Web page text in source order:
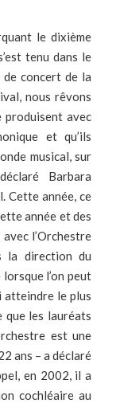
le dixième
tenu dans le
de concert de la
nous rêvons
produisent avec
et qu’ils
musical, sur
Barbara
Cette année, ce
année et des
l’Orchestre
la direction du
l’on peut
atteindre le plus
que les lauréats
est une
ans – a déclaré
en 2002, il a
cochléaire au